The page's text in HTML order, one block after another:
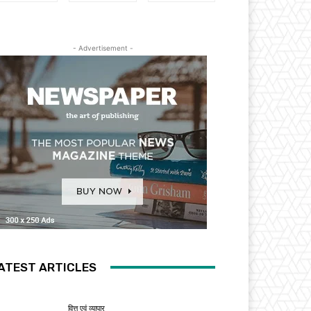
- Advertisement -
ARTICLES
वित्त एवं व्यापार